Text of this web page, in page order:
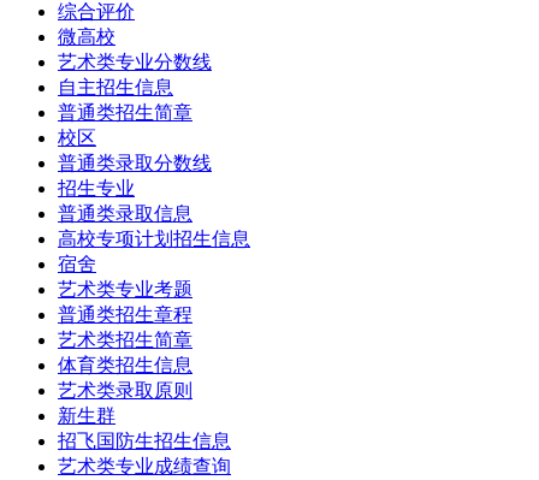
综合评价
微高校
艺术类专业分数线
自主招生信息
普通类招生简章
校区
普通类录取分数线
招生专业
普通类录取信息
高校专项计划招生信息
宿舍
艺术类专业考题
普通类招生章程
艺术类招生简章
体育类招生信息
艺术类录取原则
新生群
招飞国防生招生信息
艺术类专业成绩查询